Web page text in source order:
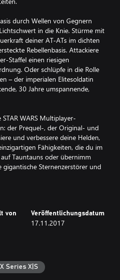
durch Wellen von Gegnern
in die Knie. Stürme mit
deiner AT-ATs im dichten
Rebellenbasis. Attackiere
Staffel einen riesigen
Oder schlüpfe in die Rolle
– der imperialen Elitesoldatin
30 Jahre umspannende,
WARS Multiplayer-
der Prequel-, der Original- und
und verbessere deine Helden,
Fähigkeiten, die du im
Tauntauns oder übernimm
gigantische Sternenzerstörer und
bestehen, während du deine
STAR WARS-Helden.
mehr als 30 Jahre
Kampagne, die als Brücke
von Veröffentlichungsdatum
17.11.2017
Series X|S